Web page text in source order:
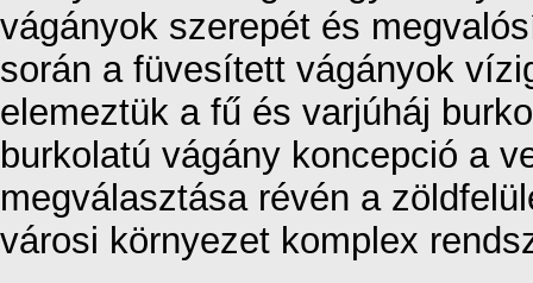
vágányok szerepét és
során a füvesített vágányok
elemeztük a fű és varjúháj
burkolatú vágány koncepció a
megválasztása révén a
városi környezet komplex